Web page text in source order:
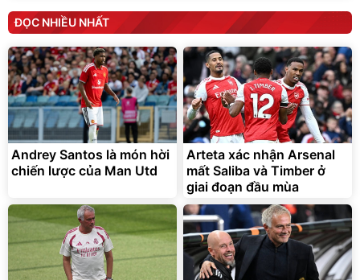
ĐỌC NHIỀU NHẤT
Andrey Santos là món hời
chiến lược của Man Utd
Arteta xác nhận Arsenal
mất Saliba và Timber ở
giai đoạn đầu mùa